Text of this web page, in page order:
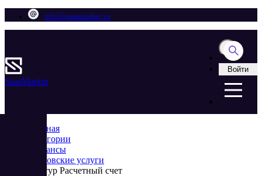
info@saasmarket.ru
SaasMarket
Войти
Главная
Категории
Финансы
Банковские услуги
Контур Расчетный счет